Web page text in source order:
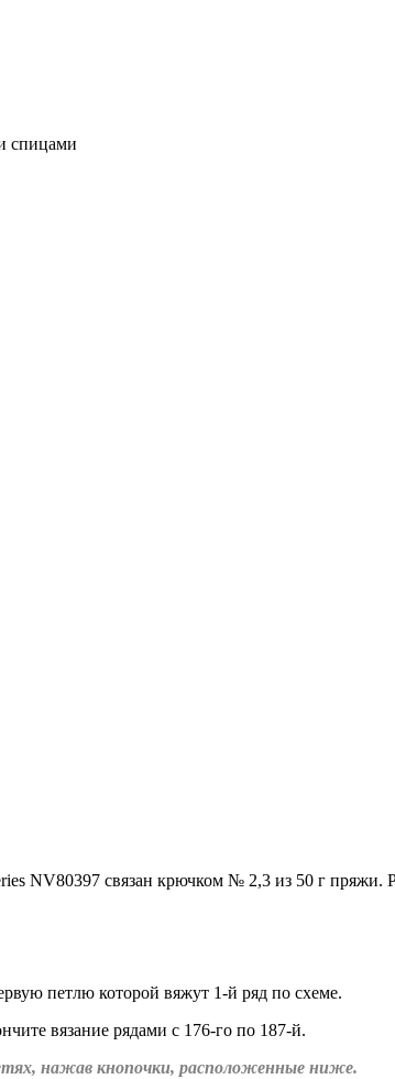
спицами
NV80397 связан крючком № 2,3 из 50 г пряжи.
петлю которой вяжут 1-й ряд по схеме.
вязание рядами с 176-го по 187-й.
нажав кнопочки, расположенные ниже.